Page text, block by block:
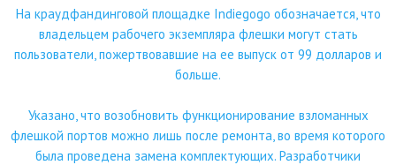
На краудфандинговой площадке Indiegogo обозначается, что
владельцем рабочего экземпляра флешки могут стать
пользователи, пожертвовавшие на ее выпуск от 99 долларов и
больше.
Указано, что возобновить функционирование взломанных
флешкой портов можно лишь после ремонта, во время которого
была проведена замена комплектующих. Разработчики